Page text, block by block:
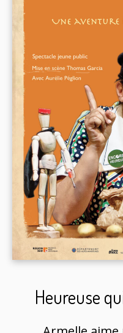
Heureuse